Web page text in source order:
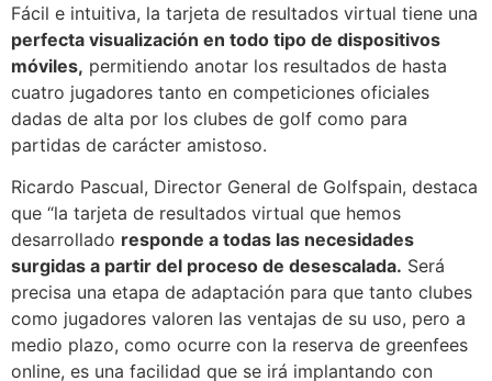
Fácil e intuitiva, la tarjeta de resultados virtual tiene una
perfecta visualización en todo tipo de dispositivos
móviles, permitiendo anotar los resultados de hasta
cuatro jugadores tanto en competiciones oficiales
dadas de alta por los clubes de golf como para
partidas de carácter amistoso.
Ricardo Pascual, Director General de Golfspain, destaca
que “la tarjeta de resultados virtual que hemos
desarrollado responde a todas las necesidades
surgidas a partir del proceso de desescalada. Será
precisa una etapa de adaptación para que tanto clubes
como jugadores valoren las ventajas de su uso, pero a
medio plazo, como ocurre con la reserva de greenfees
online, es una facilidad que se irá implantando con